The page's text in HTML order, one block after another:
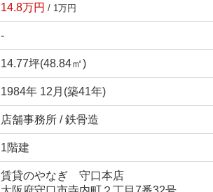
14.8万円 / 1万円
-
14.77坪(48.84㎡)
1984年 12月(築41年)
店舗事務所 / 鉄骨造
1階建
賃貸のやなぎ 守口本店